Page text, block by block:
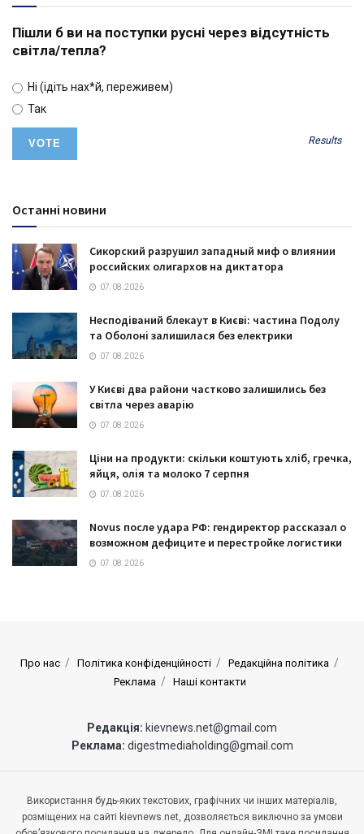
Пішли б ви на поступки русні через відсутність
світла/тепла?
Ні (ідіть нах*й, переживем)
Так
Results
Останні новини
Сикорский разрушил западный миф о влиянии
российских олигархов на диктатора
07.08.2026
Несподіваний блекаут в Києві: частина Подолу
та Оболоні залишилася без електрики
07.08.2026
У Києві два райони частково залишились без
світла через аварію
07.08.2026
Ціни на продукти: скільки коштують хліб, гречка,
яйця, олія та молоко 7 серпня
07.08.2026
Novus после удара РФ: гендиректор рассказал о
возможном дефиците и перестройке логистики
07.08.2026
Про нас Політика конфіденційності
Редакційна політика
Реклама
Наші контакти
Редакція: kievnews.net@gmail.com
Реклама: digestmediaholding@gmail.com
Використання будь-яких текстових, графічних чи інших матеріалів,
розміщених на сайті kievnews.net, дозволяється виключно за умови